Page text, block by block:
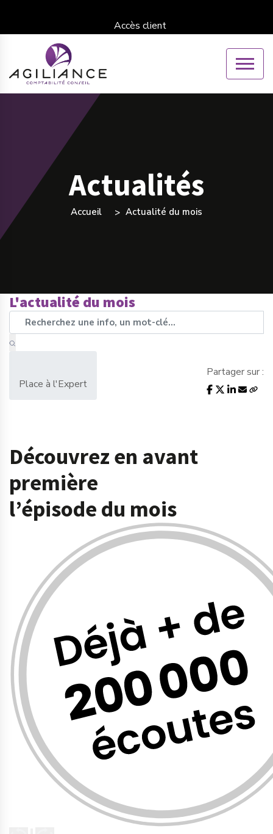
Accès client
Actualités
Accueil Actualité du mois
L'actualité du mois
Place à l'Expert
Partager sur :
Découvrez en avant
première
l’épisode du mois